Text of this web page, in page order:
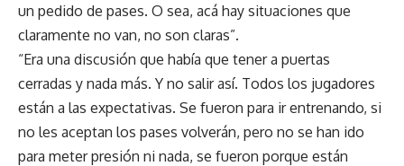
un pedido de pases. O sea, acá hay situaciones que
claramente no van, no son claras”.
“Era una discusión que había que tener a puertas
cerradas y nada más. Y no salir así. Todos los jugadores
están a las expectativas. Se fueron para ir entrenando, si
no les aceptan los pases volverán, pero no se han ido
para meter presión ni nada, se fueron porque están